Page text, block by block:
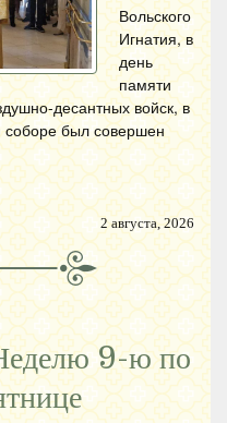
Вольского
Игнатия, в
день
памяти
десантных войск, в
был совершен
2 августа, 2026
9-ю по